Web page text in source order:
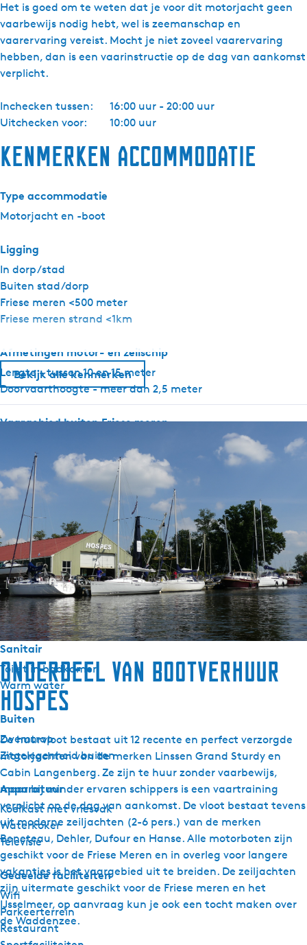
Het is goed om te weten dat je voor dit motorjacht geen
vaarbewijs nodig hebt, wel is zeemanschap en
vaarervaring vereist. Mocht je niet zoveel vaarervaring
hebben, dan is een vaarinstructie op de dag van aankomst
verplicht.
Inchecken tussen:
16:00 uur - 20:00 uur
Uitchecken voor:
10:00 uur
Kenmerken accommodatie
Type accommodatie
Motorjacht en -boot
Ligging
In dorp/stad
Buiten stad/dorp
Friese meren <500 meter
Friese meren strand <1km
Afmetingen motor- en zeilschip
Lengte - tussen 10 en 15 meter
Doorvaarthoogte - meer dan 2,5 meter
Vaargebied buiten Friese meren
Uitrusting motor- en zeilschip
Elektrische ankerlier
Boegschroef
Hekschroef
Algemeen
Huisdiervrij
Dekbedden
Geen vaarbewijs nodig
Sanitair
Toilet in badkamer
Warm water
Buiten
Zwemtrap
Zitgelegenheid buiten
Apparatuur
Koelkast met vriesvak
Waterkoker
Televisie
Gedeelde faciliteiten
Wifi
Parkeerterrein
Restaurant
Bekijk alle kenmerken
Onderdeel van Bootverhuur
Hospes
De huurvloot bestaat uit 12 recente en perfect verzorgde
motorjachten van de merken Linssen Grand Sturdy en
Cabin Langenberg. Ze zijn te huur zonder vaarbewijs,
maar bij minder ervaren schippers is een vaartraining
verplicht op de dag van aankomst. De vloot bestaat tevens
uit moderne zeiljachten (2-6 pers.) van de merken
Beneteau, Dehler, Dufour en Hanse. Alle motorboten zijn
geschikt voor de Friese Meren en in overleg voor langere
vakanties is het vaargebied uit te breiden. De zeiljachten
zijn uitermate geschikt voor de Friese meren en het
IJsselmeer, op aanvraag kun je ook een tocht maken over
de Waddenzee.